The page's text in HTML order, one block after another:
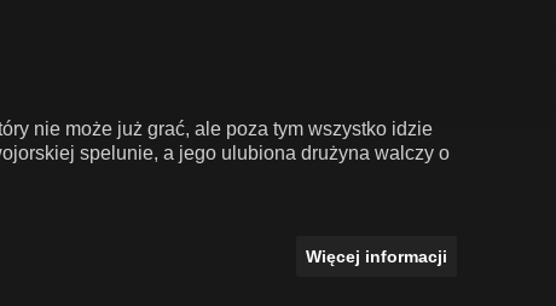
nie może już grać, ale poza tym wszystko idzie
spelunie, a jego ulubiona drużyna walczy o
Więcej informacji